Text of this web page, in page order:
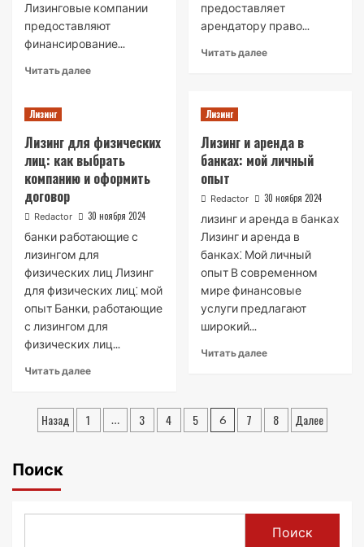
Лизинговые компании
предоставляют
финансирование...
Читать далееRead
лизинговые
компании
предоставляет
арендатору право...
Читать далееRead
и
преимущества
Лизинг
Лизинг для физических
лиц: как выбрать
компанию и оформить
договор
Redactor 30 ноября 2024
банки работающие с
лизингом для
физических лиц Лизинг
для физических лиц⁚ мой
опыт Банки, работающие
с лизингом для
физических лиц...
Читать далееRead
для
Лизинг
Лизинг и аренда в
банках: мой личный
опыт
Redactor 30 ноября 2024
лизинг и аренда в банках
Лизинг и аренда в
банках⁚ Мой личный
опыт В современном
мире финансовые
услуги предлагают
широкий...
Читать далееRead
и
аренда
Пагинация
Назад 1 … 3 4 5 6 7 8 Далее
Поиск
Поиск